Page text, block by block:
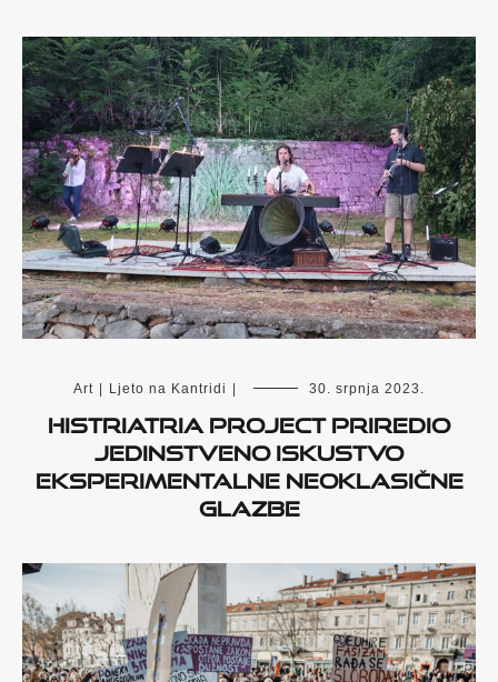
Art Ljeto na Kantridi 30. srpnja 2023.
Histriatria Project priredio
jedinstveno iskustvo
eksperimentalne neoklasične
glazbe